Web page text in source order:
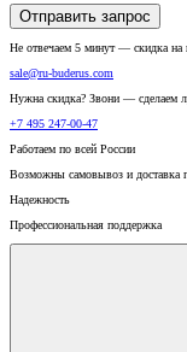
Отправить запрос
Не отвечаем 5 минут — скидка на
sale@ru-buderus.com
Нужна скидка? Звони — сделаем
+7 495 247-00-47
Работаем по всей России
Возможны самовывоз и доставка
Надежность
Профессиональная поддержка